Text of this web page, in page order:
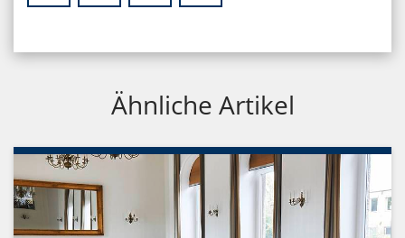
Ähnliche Artikel